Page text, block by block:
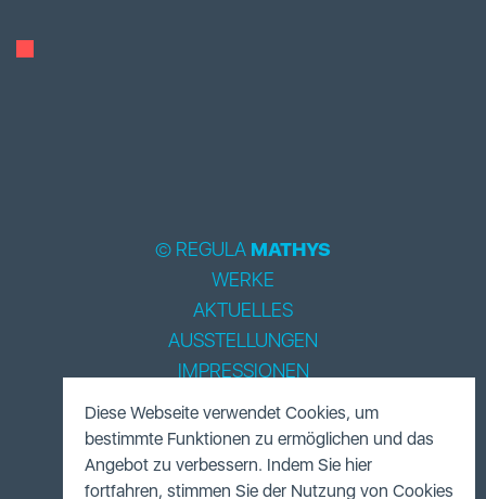
© REGULA MATHYS
WERKE
AKTUELLES
AUSSTELLUNGEN
IMPRESSIONEN
BIOGRAPHIE
LITERATUR
ACCESSOIRES
FUNDUS
Diese Webseite verwendet Cookies, um
bestimmte Funktionen zu ermöglichen und das
Angebot zu verbessern. Indem Sie hier
fortfahren, stimmen Sie der Nutzung von Cookies